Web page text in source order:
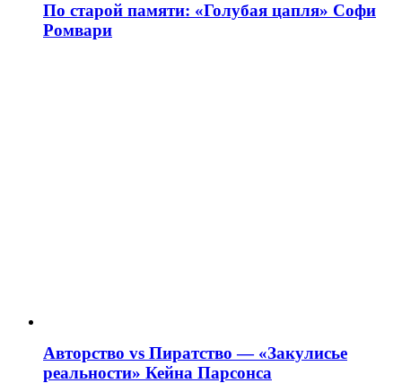
По старой памяти: «Голубая цапля» Софи
Ромвари
Авторство vs Пиратство — «Закулисье
реальности» Кейна Парсонса